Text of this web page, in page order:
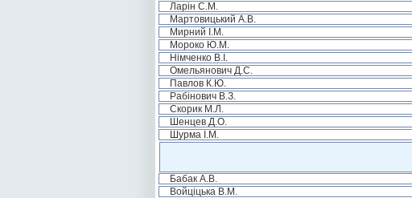
Ларін С.М.
Мартовицький А.В.
Мирний І.М.
Мороко Ю.М.
Німченко В.І.
Омельянович Д.С.
Павлов К.Ю.
Рабінович В.З.
Скорик М.Л.
Шенцев Д.О.
Шурма І.М.
Бабак А.В.
Войціцька В.М.